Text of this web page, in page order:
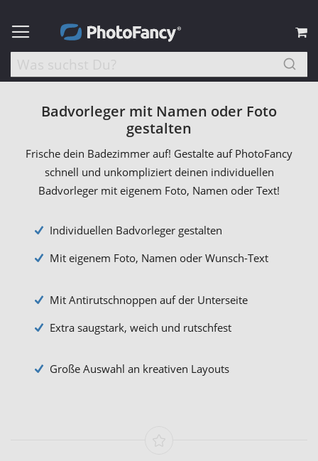
Badvorleger mit Namen oder Foto
gestalten
Frische dein Badezimmer auf! Gestalte auf PhotoFancy
schnell und unkompliziert deinen individuellen
Badvorleger mit eigenem Foto, Namen oder Text!
Individuellen Badvorleger gestalten
Mit eigenem Foto, Namen oder Wunsch-Text
Mit Antirutschnoppen auf der Unterseite
Extra saugstark, weich und rutschfest
Große Auswahl an kreativen Layouts